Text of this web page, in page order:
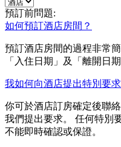
預訂前問題:
如何預訂酒店房間？
預訂酒店房間的過程非常
「入住日期」及「離開日
我如何向酒店提出特別要求
你可於酒店訂房確定後聯
我們提出要求。 任何特別
不能即時確認或保證。